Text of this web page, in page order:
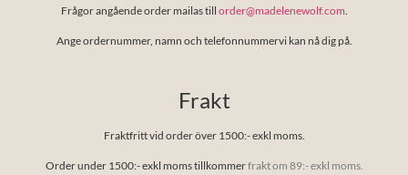
Frågor angående order mailas till order@madelenewolf.com.
Ange ordernummer, namn och telefonnummervi kan nå dig på.
Frakt
Fraktfritt vid order över 1500:- exkl moms.
Order under 1500:- exkl moms tillkommerfrakt om 89:- exkl moms.